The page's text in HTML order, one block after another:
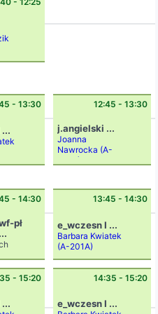
- 13:30
- 14:30
pł
...
- 15:20
12:45 - 13:30
j.angielski ...
Joanna
Nawrocka (A-
201A)
13:45 - 14:30
e_wczesn I ...
Barbara Kwiatek
(A-201A)
14:35 - 15:20
e_wczesn I ...